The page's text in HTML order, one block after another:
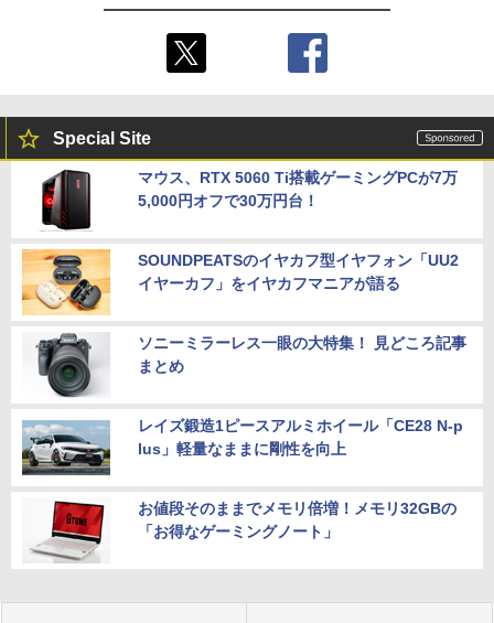
Special Site
マウス、RTX 5060 Ti搭載ゲーミングPCが7万
5,000円オフで30万円台！
SOUNDPEATSのイヤカフ型イヤフォン「UU2
イヤーカフ」をイヤカフマニアが語る
ソニーミラーレス一眼の大特集！ 見どころ記事
まとめ
レイズ鍛造1ピースアルミホイール「CE28 N-p
lus」軽量なままに剛性を向上
お値段そのままでメモリ倍増！メモリ32GBの
「お得なゲーミングノート」